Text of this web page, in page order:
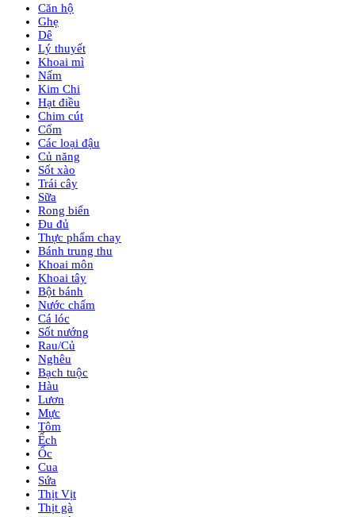
Căn hộ
Ghẹ
Dê
Lý thuyết
Khoai mì
Nấm
Kim Chi
Hạt điều
Chim cút
Cốm
Các loại đậu
Củ năng
Sốt xào
Trái cây
Sữa
Rong biển
Đu đủ
Thực phẩm chay
Bánh trung thu
Khoai môn
Khoai tây
Bột bánh
Nước chấm
Cá lóc
Sốt nướng
Rau/Củ
Nghêu
Bạch tuộc
Hàu
Lươn
Mực
Tôm
Ếch
Ốc
Cua
Sứa
Thịt Vịt
Thịt gà